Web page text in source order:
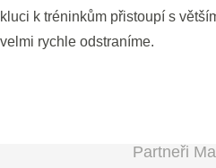
kluci k tréninkům přistoupí s
velmi rychle odstraníme.
Partneři